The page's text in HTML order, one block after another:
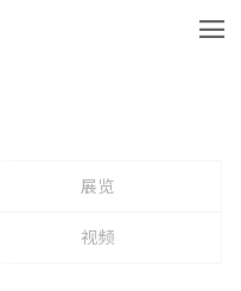
展览
视频